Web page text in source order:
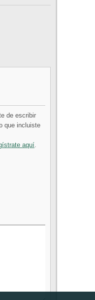
de escribir
que incluiste
aquí.